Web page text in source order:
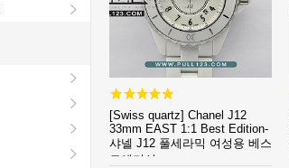
26240 50th SS
1,330,000원
[Swiss quartz] Chanel J12
33mm EAST 1:1 Best Edition-
샤넬 J12 풀세라믹 여성용 베스
트에디션